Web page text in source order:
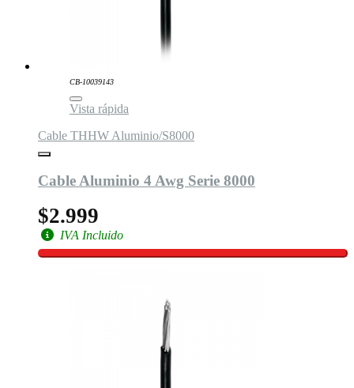
CB-10039143
Vista rápida
Cable THHW Aluminio/S8000
Cable Aluminio 4 Awg Serie 8000
$2.999
IVA Incluido